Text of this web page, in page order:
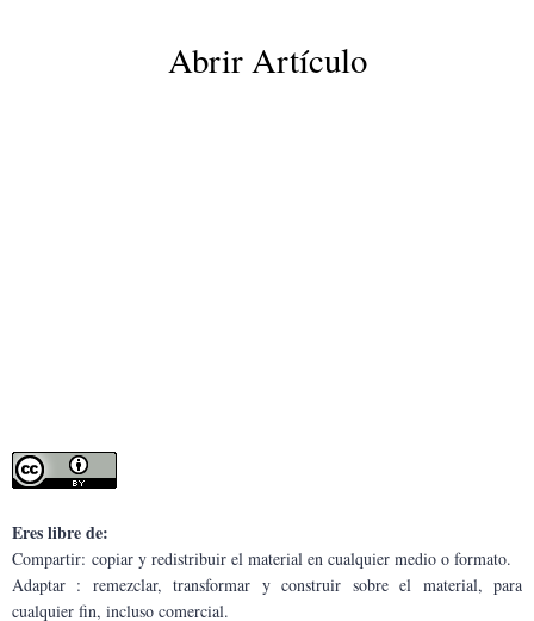
Abrir Artículo
Eres libre de:
Compartir: copiar y redistribuir el material en cualquier medio o formato.
Adaptar : remezclar, transformar y construir sobre el material, para
cualquier fin, incluso comercial.